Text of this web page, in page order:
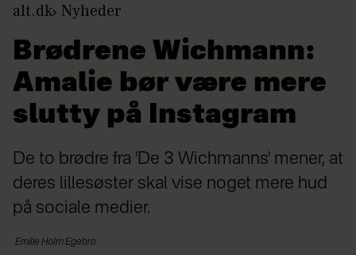
alt.dk Nyheder
Brødrene Wichmann:
Amalie bør være mere
slutty på Instagram
De to brødre fra 'De 3 Wichmanns' mener, at
deres lillesøster skal vise noget mere hud
på sociale medier.
Emilie HolmEgebro